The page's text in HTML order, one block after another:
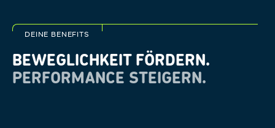
DEINE BENEFITS
BEWEGLICHKEIT FÖRDERN.
PERFORMANCE STEIGERN.